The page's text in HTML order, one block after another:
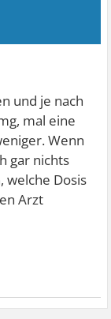
und je nach
mal eine
Wenn
gar nichts
welche Dosis
Arzt